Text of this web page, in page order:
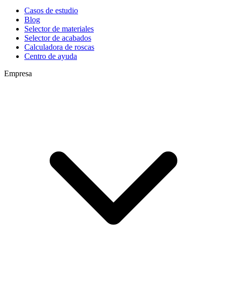
Casos de estudio
Blog
Selector de materiales
Selector de acabados
Calculadora de roscas
Centro de ayuda
Empresa